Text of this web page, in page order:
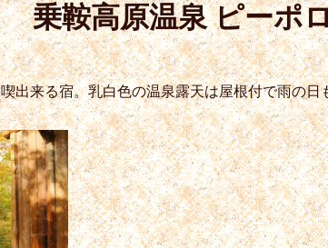
乗鞍高原温泉 ピーポ
出来る宿。乳白色の温泉露天は屋根付で雨の